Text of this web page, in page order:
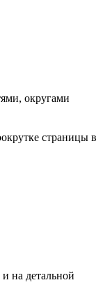
округами
страницы в
на детальной